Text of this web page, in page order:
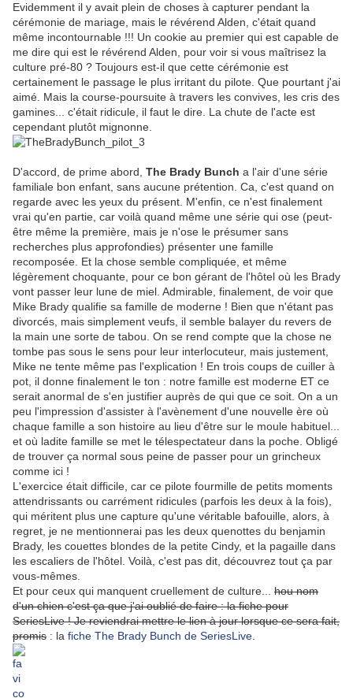
Evidemment il y avait plein de choses à capturer pendant la
cérémonie de mariage, mais le révérend Alden, c'était quand
même incontournable !!! Un cookie au premier qui est capable de
me dire qui est le révérend Alden, pour voir si vous maîtrisez la
culture pré-80 ? Toujours est-il que cette cérémonie est
certainement le passage le plus irritant du pilote. Que pourtant j'ai
aimé. Mais la course-poursuite à travers les convives, les cris des
gamines... c'était ridicule, il faut le dire. La chute de l'acte est
cependant plutôt mignonne.
D'accord, de prime abord, The Brady Bunch a l'air d'une série
familiale bon enfant, sans aucune prétention. Ca, c'est quand on
regarde avec les yeux du présent. M'enfin, ce n'est finalement
vrai qu'en partie, car voilà quand même une série qui ose (peut-
être même la première, mais je n'ose le présumer sans
recherches plus approfondies) présenter une famille
recomposée. Et la chose semble compliquée, et même
légèrement choquante, pour ce bon gérant de l'hôtel où les Brady
vont passer leur lune de miel. Admirable, finalement, de voir que
Mike Brady qualifie sa famille de moderne ! Bien que n'étant pas
divorcés, mais simplement veufs, il semble balayer du revers de
la main une sorte de tabou. On se rend compte que la chose ne
tombe pas sous le sens pour leur interlocuteur, mais justement,
Mike ne tente même pas l'explication ! En trois coups de cuiller à
pot, il donne finalement le ton : notre famille est moderne ET ce
serait anormal de s'en justifier auprès de qui que ce soit. On a un
peu l'impression d'assister à l'avènement d'une nouvelle ère où
chaque famille a son histoire au lieu d'être sur le moule habituel...
et où ladite famille se met le télespectateur dans la poche. Obligé
de trouver ça normal sous peine de passer pour un grincheux
comme ici !
L'exercice était difficile, car ce pilote fourmille de petits moments
attendrissants ou carrément ridicules (parfois les deux à la fois),
qui méritent plus une capture qu'une véritable bafouille, alors, à
regret, je ne mentionnerai pas les deux quenottes du benjamin
Brady, les couettes blondes de la petite Cindy, et la pagaille dans
les escaliers de l'hôtel. Voilà, c'est pas dit, découvrez tout ça par
vous-mêmes.
Et pour ceux qui manquent cruellement de culture... hou nom
d'un chien c'est ça que j'ai oublié de faire : la fiche pour
SeriesLive ! Je reviendrai mettre le lien à jour lorsque ce sera fait,
promis : la fiche The Brady Bunch de SeriesLive